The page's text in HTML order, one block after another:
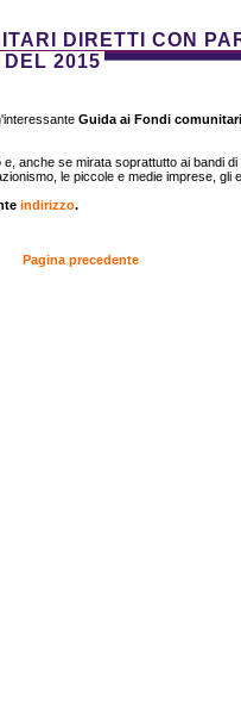
DIRETTI CON
DEL 2015
Guida ai Fondi
anche se mirata soprattutto ai bandi di
le piccole e medie imprese, gli
indirizzo.
Pagina precedente